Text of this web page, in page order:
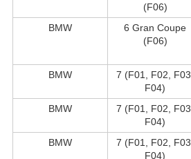
(F06)
BMW
6 Gran Coupe
(F06)
BMW
7 (F01, F02, F03,
F04)
BMW
7 (F01, F02, F03,
F04)
BMW
7 (F01, F02, F03,
F04)